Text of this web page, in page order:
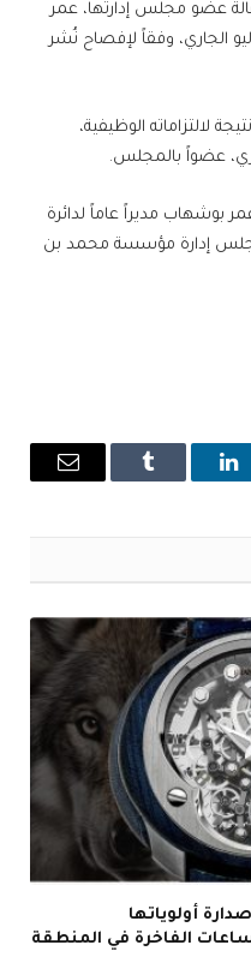
عضو مجلس إدارتها، عمر
وذلك اعتباراً من 22 يوليو الجاري، وفقاً لإفصاح نُشر
لالتزاماته الوظيفية،
عضواً بالمجلس.
مايو 2025، تعيين عمر بوشهاب مديراً عاماً لدائرة
إدارة مؤسسة محمد بن
لينكدإن Tumblr
البريد
أولوياتها
الفاخرة في المنطقة